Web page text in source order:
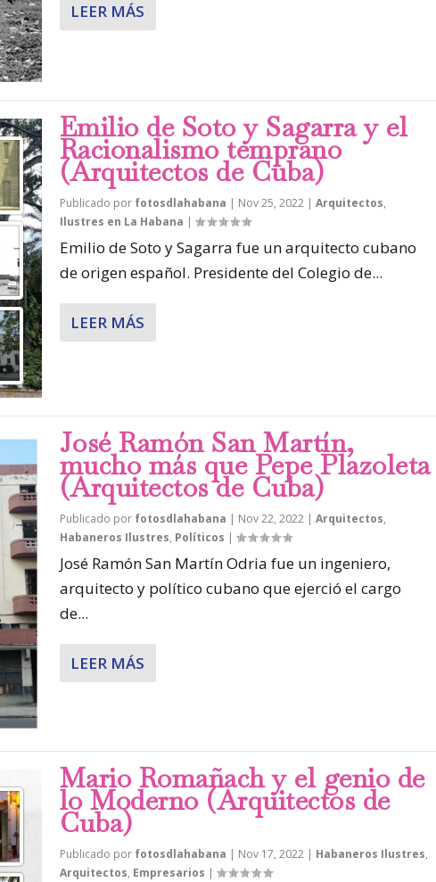
LEER MÁS
Emilio de Soto y Sagarra y el
Racionalismo temprano
(Arquitectos de Cuba)
Publicado por fotosdlahabana | Nov 25, 2022| Arquitectos,
Ilustres en La Habana |
Emilio de Soto y Sagarra fue un arquitecto cubano
de origen español. Presidente del Colegio de...
LEER MÁS
José Ramón San Martín,
mucho más que Pepe Plazoleta
(Arquitectos de Cuba)
Publicado por fotosdlahabana | Nov 22, 2022| Arquitectos,
Habaneros Ilustres, Políticos |
José Ramón San Martín Odria fue un ingeniero,
arquitecto y político cubano que ejerció el cargo
de...
LEER MÁS
Mario Romañach y el genio de
lo Moderno (Arquitectos de
Cuba)
Publicado por fotosdlahabana Nov 17, 2022| Habaneros Ilustres,
Arquitectos, Empresarios